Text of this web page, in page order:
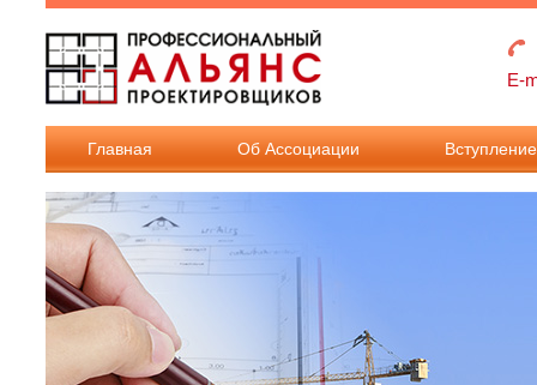
Перейти к основному содержанию
E-
Главная Об Ассоциации Вступление
Взносы в
внесения
изменения в